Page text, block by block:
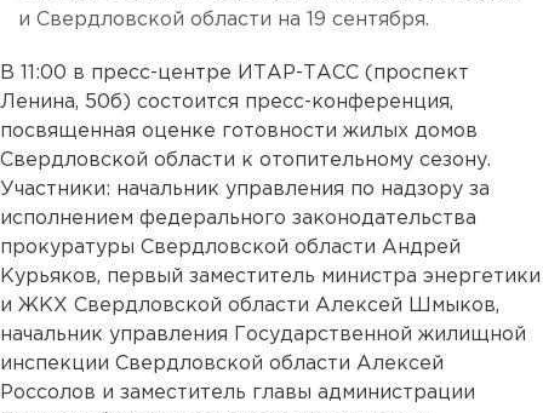
и Свердловской области на 19 сентября.
В 11:00 в пресс-центре ИТАР-ТАСС (проспект
Ленина, 50б) состоится пресс-конференция,
посвященная оценке готовности жилых домов
Свердловской области к отопительному сезону.
Участники: начальник управления по надзору за
исполнением федерального законодательства
прокуратуры Свердловской области Андрей
Курьяков, первый заместитель министра энергетики
и ЖКХ Свердловской области Алексей Шмыков,
начальник управления Государственной жилищной
инспекции Свердловской области Алексей
Россолов и заместитель главы администрации